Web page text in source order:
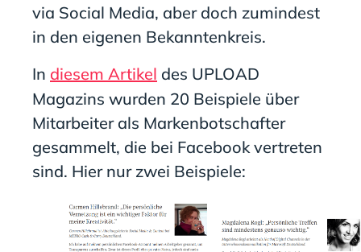
via Social Media, aber doch zumindest
in den eigenen Bekanntenkreis.
In diesem Artikel des UPLOAD
Magazins wurden 20 Beispiele über
Mitarbeiter als Markenbotschafter
gesammelt, die bei Facebook vertreten
sind. Hier nur zwei Beispiele: